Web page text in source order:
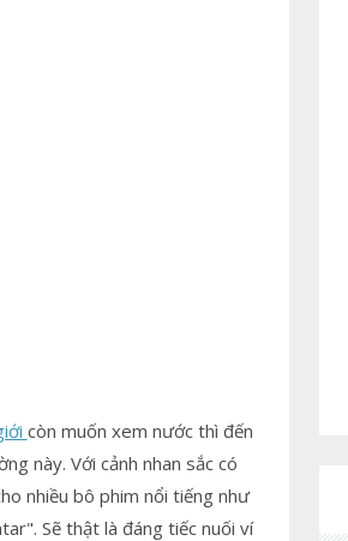
còn muốn xem nước thì đến
này. Với cảnh nhan sắc có
nhiều bô phim nổi tiếng như
Sẽ thật là đáng tiếc nuối ví